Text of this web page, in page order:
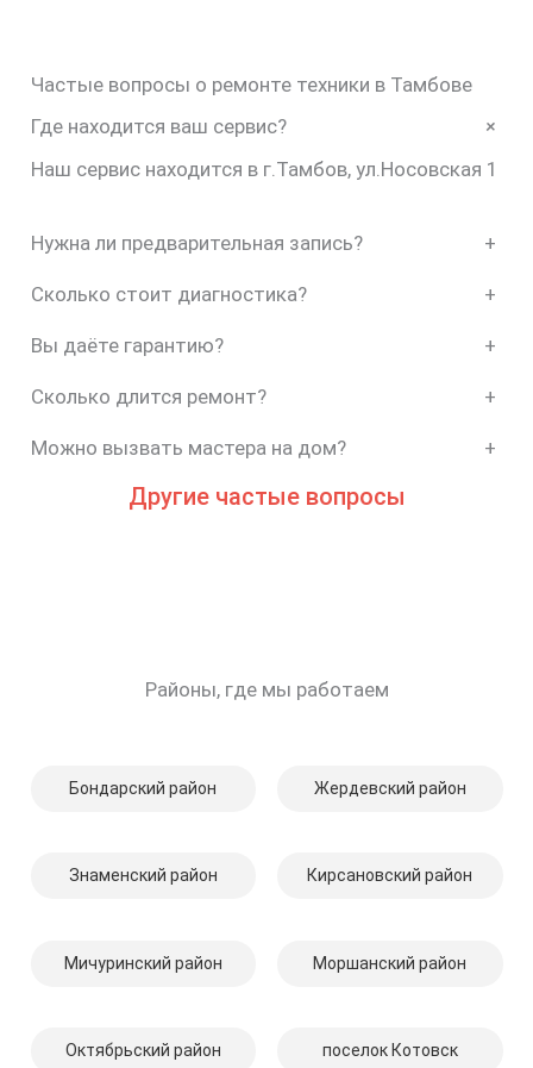
Частые вопросы о ремонте техники в Тамбове
Где находится ваш сервис?
+
Наш сервис находится в г.Тамбов, ул.Носовская 1
Нужна ли предварительная запись? +
Сколько стоит диагностика? +
Вы даёте гарантию? +
Сколько длится ремонт? +
Можно вызвать мастера на дом? +
Другие частые вопросы
Районы, где мы работаем
Бондарский район Жердевский район
Знаменский район Кирсановский район
Мичуринский район Моршанский район
Октябрьский район поселок Котовск